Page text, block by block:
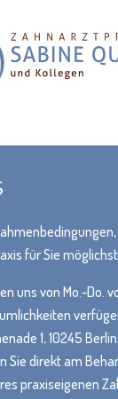
für Sie
uns von Mo.-Do.
1, 10245 Berlin.
Sie direkt am
praxiseigenen